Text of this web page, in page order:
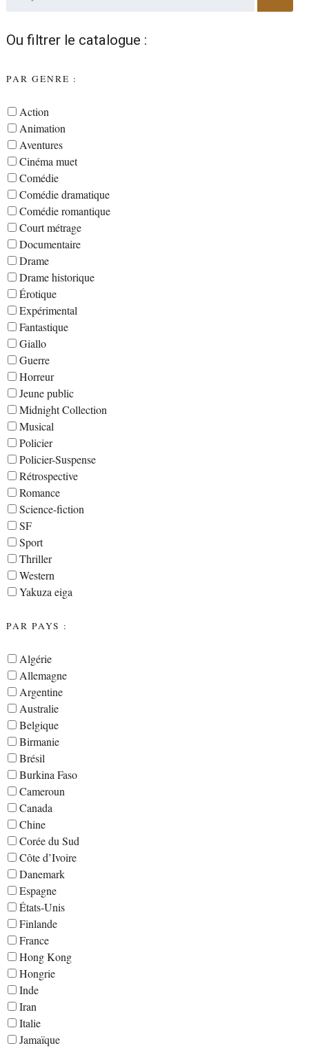
Ou filtrer le catalogue :
PAR GENRE :
Action
Animation
Aventures
Cinéma muet
Comédie
Comédie dramatique
Comédie romantique
Court métrage
Documentaire
Drame
Drame historique
Érotique
Expérimental
Fantastique
Giallo
Guerre
Horreur
Jeune public
Midnight Collection
Musical
Policier
Policier-Suspense
Rétrospective
Romance
Science-fiction
SF
Sport
Thriller
Western
Yakuza eiga
PAR PAYS :
Algérie
Allemagne
Argentine
Australie
Belgique
Birmanie
Brésil
Burkina Faso
Cameroun
Canada
Chine
Corée du Sud
Côte d’Ivoire
Danemark
Espagne
États-Unis
Finlande
France
Hong Kong
Hongrie
Inde
Iran
Italie
Jamaïque